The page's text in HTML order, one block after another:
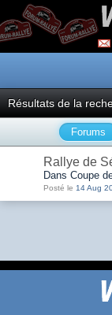
Résultats de la
Forums
Rallye de
Dans Coupe
Posté le 14 Aug